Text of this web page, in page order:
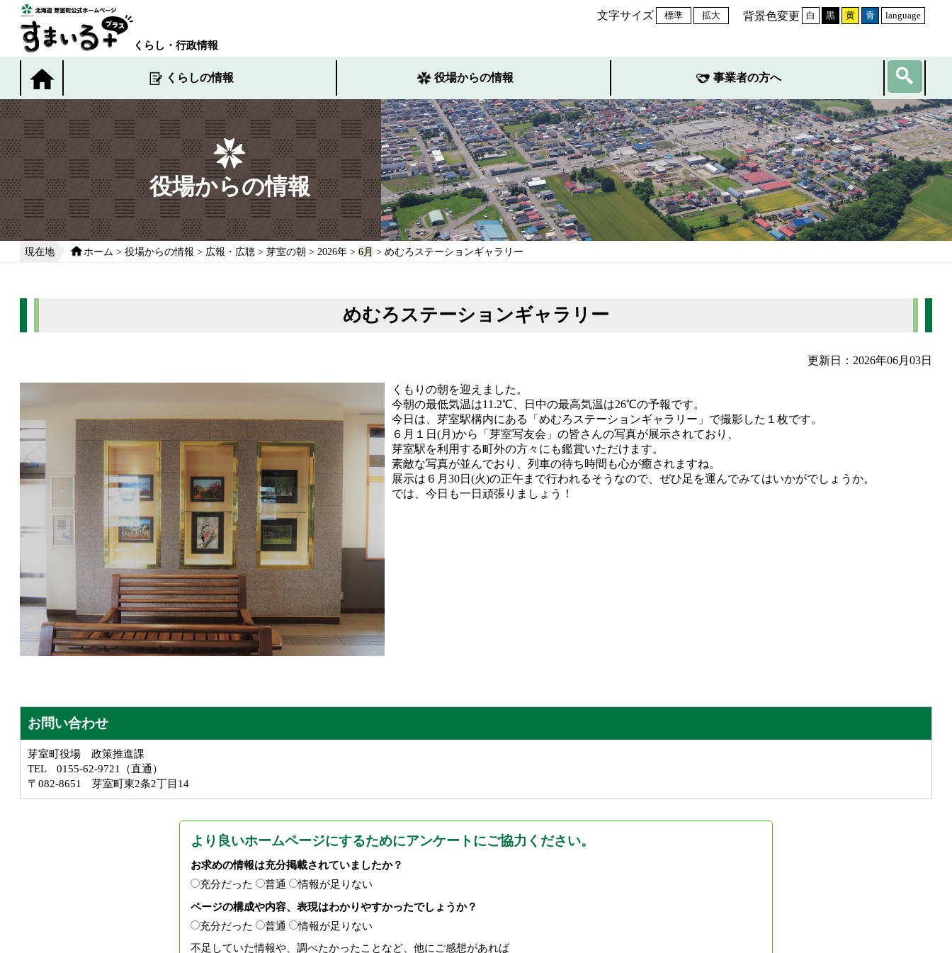
くらし・行政情報
文字サイズ 標準 拡大 背景色変更 白 黒 黄 青 language
くらしの情報 役場からの情報 事業者の方へ
役場からの情報
現在地 ホーム > 役場からの情報 > 広報・広聴 > 芽室の朝 > 2026年 > 6月 > めむろステーションギャラリー
めむろステーションギャラリー
更新日：2026年06月03日
くもりの朝を迎えました。
今朝の最低気温は11.2℃、日中の最高気温は26℃の予報です。
今日は、芽室駅構内にある「めむろステーションギャラリー」で撮影した１枚です。
６月１日(月)から「芽室写友会」の皆さんの写真が展示されており、
芽室駅を利用する町外の方々にも鑑賞いただけます。
素敵な写真が並んでおり、列車の待ち時間も心が癒されますね。
展示は６月30日(火)の正午まで行われるそうなので、ぜひ足を運んでみてはいかがでしょうか。
では、今日も一日頑張りましょう！
お問い合わせ
芽室町役場 政策推進課
TEL 0155-62-9721（直通）
〒082-8651 芽室町東2条2丁目14
より良いホームページにするためにアンケートにご協力ください。
お求めの情報は充分掲載されていましたか？
充分だった
普通
情報が足りない
ページの構成や内容、表現はわかりやすかったでしょうか？
充分だった
普通
情報が足りない
不足していた情報や、調べたかったことなど、他にご感想があれば